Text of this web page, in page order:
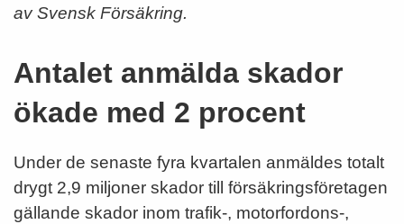
av Svensk Försäkring.
Antalet anmälda skador
ökade med 2 procent
Under de senaste fyra kvartalen anmäldes totalt
drygt 2,9 miljoner skador till försäkringsföretagen
gällande skador inom trafik-, motorfordons-,